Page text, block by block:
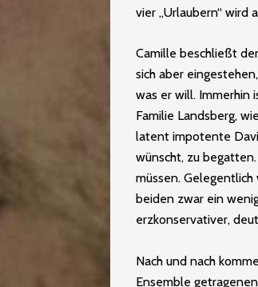
vier „Urlaubern“ wird
Camille beschließt
sich aber
was er will. Immerhin
Familie Landsberg,
latent impotente
wünscht, zu
müssen.
beiden zwar ein
erzkonservativer,
Nach und nach
Ensemble